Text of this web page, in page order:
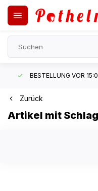
BESTELLUNG VOR 15:00
Zurück
Artikel mit